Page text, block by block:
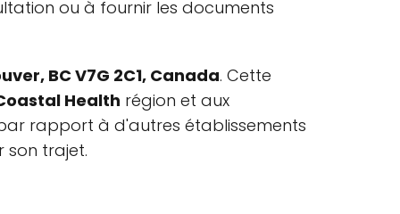
ou à fournir les documents
BC V7G 2C1, Canada. Cette
Health région et aux
rapport à d'autres établissements
son trajet.